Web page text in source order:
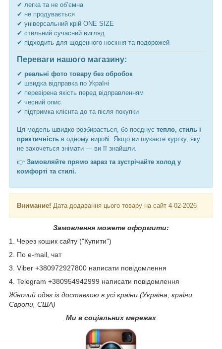
✔ легка та не об’ємна
✔ не продувається
✔ універсальний крій ONE SIZE
✔ стильний сучасний вигляд
✔ підходить для щоденного носіння та подорожей
Переваги нашого магазину:
✔ реальні фото товару без обробок
✔ швидка відправка по Україні
✔ перевірена якість перед відправленням
✔ чесний опис
✔ підтримка клієнта до та після покупки
Ця модель швидко розбирається, бо поєднує тепло, стиль і
практичність в одному виробі. Якщо ви шукаєте куртку, яку
не захочеться знімати — ви її знайшли.
👉 Замовляйте прямо зараз та зустрічайте холод у
комфорті та стилі.
Внимание! Дата додавання цього товару на сайт 4-02-2026
Замовлення можете оформити:
1. Через кошик сайту ("Купити")
2. По e-mail, чат
3. Viber +380972927800 написати повідомлення
4. Telegram +380954942999 написати повідомлення
Жіночий одяг із доставкою в усі країни (Україна, країни
Європи, США)
Ми в соціальних мережах